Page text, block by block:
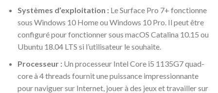
Systèmes d’exploitation :Le Surface Pro 7+ fonctionne
sous Windows 10 Home ou Windows 10 Pro. Il peut être
configuré pour fonctionner sous macOS Catalina 10.15 ou
Ubuntu 18.04 LTS si l’utilisateur le souhaite.
Processeur :Un processeur Intel Core i5 1135G7 quad-
core à 4 threads fournit une puissance impressionnante
pour naviguer sur Internet, jouer à des jeux et travailler sur